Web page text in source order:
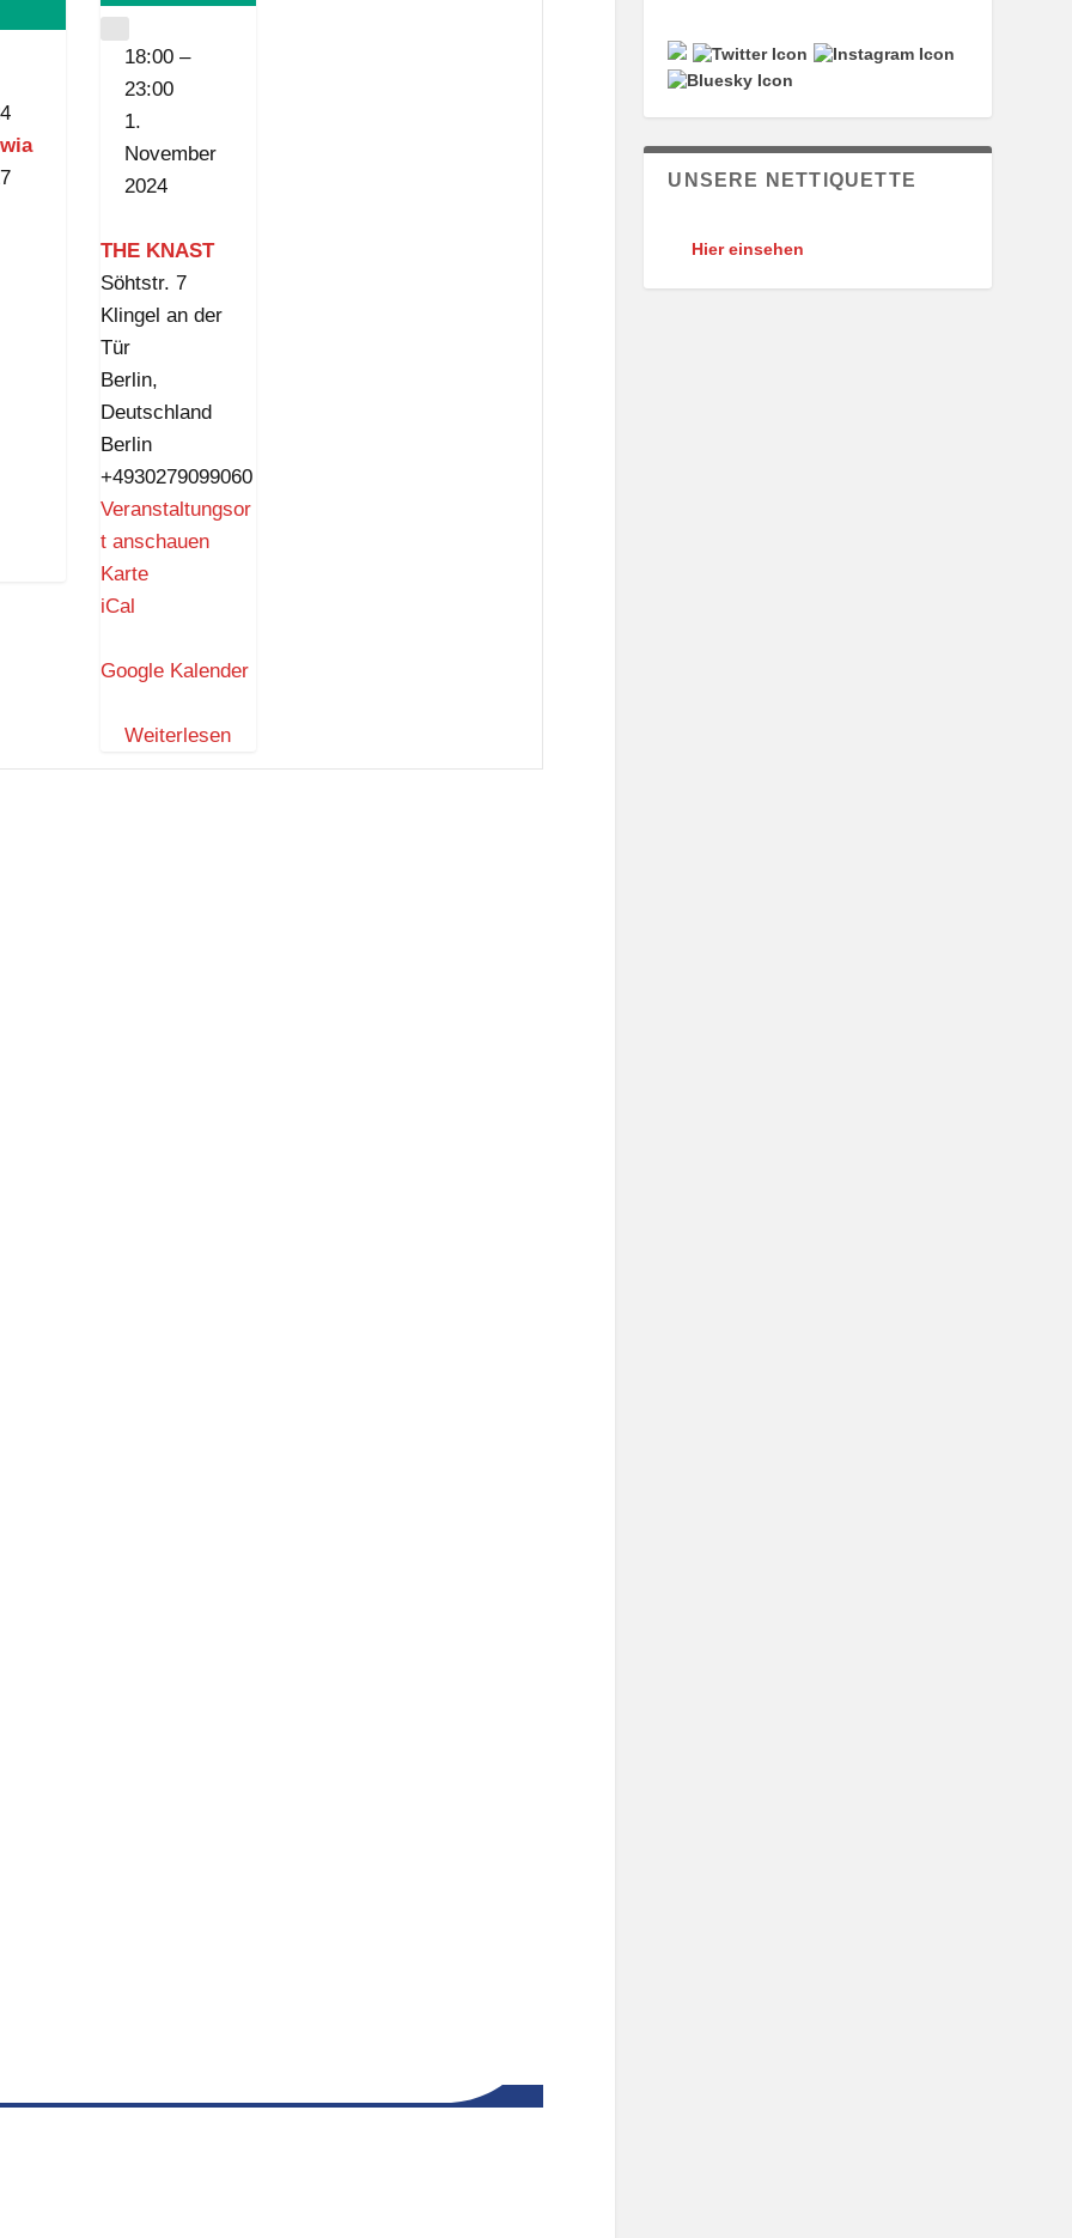
CLOSE
18:00 –
23:00
1.
November
2024
THE KNAST
Söhtstr. 7
Klingel an der
Tür
Berlin,
Deutschland
Berlin
+4930279099060
Veranstaltungsor
t anschauen
KarteT
K
A
S
iCal
Google Kalender
Weiterlesen
UNSERE NETTIQUETTE
Hier einsehen